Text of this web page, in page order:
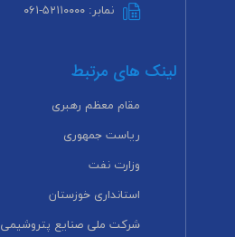
نمابر: ۵۲۱۱۰۰۰۰-۰۶۱
لینک های مرتبط
مقام معظم رهبری
ریاست جمهوری
وزارت نفت
استانداری خوزستان
شرکت ملی صنایع پتروشیمی